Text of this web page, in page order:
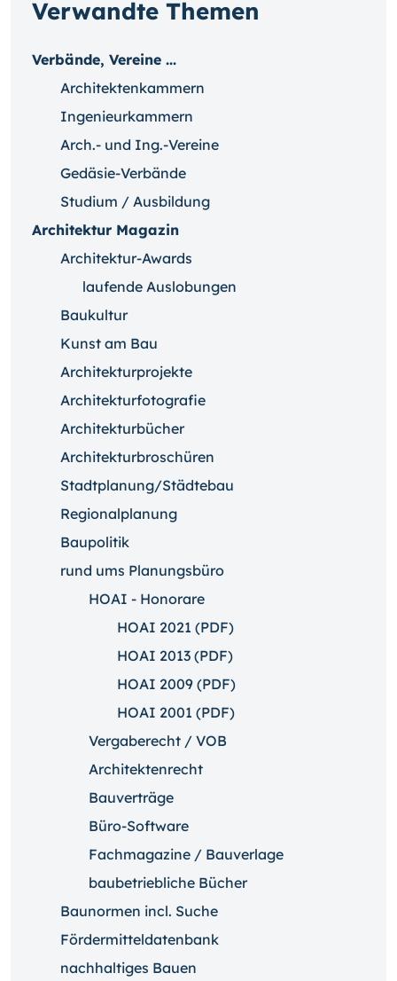
Verwandte Themen
Verbände, Vereine ...
Architektenkammern
Ingenieurkammern
Arch.- und Ing.-Vereine
Gedäsie-Verbände
Studium / Ausbildung
Architektur Magazin
Architektur-Awards
laufende Auslobungen
Baukultur
Kunst am Bau
Architekturprojekte
Architekturfotografie
Architekturbücher
Architekturbroschüren
Stadtplanung/Städtebau
Regionalplanung
Baupolitik
rund ums Planungsbüro
HOAI - Honorare
HOAI 2021 (PDF)
HOAI 2013 (PDF)
HOAI 2009 (PDF)
HOAI 2001 (PDF)
Vergaberecht / VOB
Architektenrecht
Bauverträge
Büro-Software
Fachmagazine / Bauverlage
baubetriebliche Bücher
Baunormen incl. Suche
Fördermitteldatenbank
nachhaltiges Bauen